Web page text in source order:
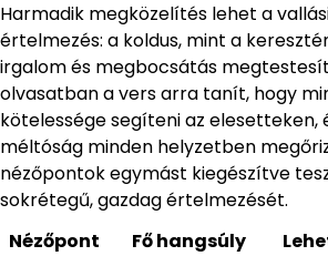
Harmadik megközelítés lehet a
értelmezés: a koldus, mint a
irgalom és megbocsátás
olvasatban a vers arra tanít, hogy
kötelessége segíteni az elesetteken,
méltóság minden helyzetben
nézőpontok egymást kiegészítve
sokrétegű, gazdag értelmezését.
Nézőpont
Fő hangsúly